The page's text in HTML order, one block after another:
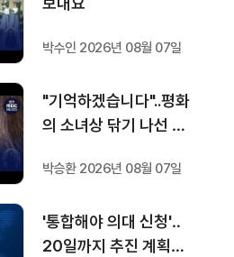
박수인 2026년 08월 07일
"기억하겠습니다"..평화
의 소녀상 닦기 나선 학
박승환 2026년 08월 07일
'통합해야 의대 신청'‥
20일까지 추진 계획서